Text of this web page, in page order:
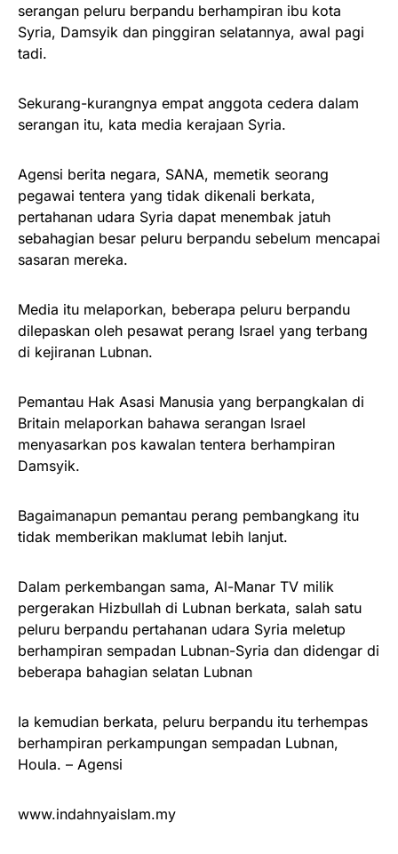
serangan peluru berpandu berhampiran ibu kota
Syria, Damsyik dan pinggiran selatannya, awal pagi
tadi.
Sekurang-kurangnya empat anggota cedera dalam
serangan itu, kata media kerajaan Syria.
Agensi berita negara, SANA, memetik seorang
pegawai tentera yang tidak dikenali berkata,
pertahanan udara Syria dapat menembak jatuh
sebahagian besar peluru berpandu sebelum mencapai
sasaran mereka.
Media itu melaporkan, beberapa peluru berpandu
dilepaskan oleh pesawat perang Israel yang terbang
di kejiranan Lubnan.
Pemantau Hak Asasi Manusia yang berpangkalan di
Britain melaporkan bahawa serangan Israel
menyasarkan pos kawalan tentera berhampiran
Damsyik.
Bagaimanapun pemantau perang pembangkang itu
tidak memberikan maklumat lebih lanjut.
Dalam perkembangan sama, Al-Manar TV milik
pergerakan Hizbullah di Lubnan berkata, salah satu
peluru berpandu pertahanan udara Syria meletup
berhampiran sempadan Lubnan-Syria dan didengar di
beberapa bahagian selatan Lubnan
Ia kemudian berkata, peluru berpandu itu terhempas
berhampiran perkampungan sempadan Lubnan,
Houla. – Agensi
www.indahnyaislam.my